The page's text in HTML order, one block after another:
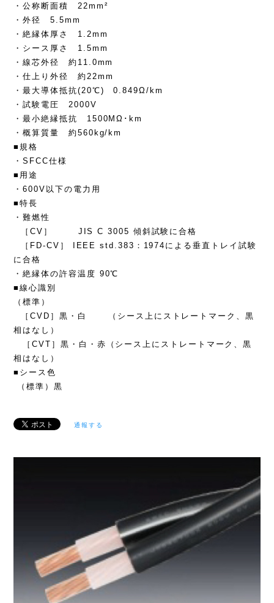
・公称断面積 22mm²
・外径 5.5mm
・絶縁体厚さ 1.2mm
・シース厚さ 1.5mm
・線芯外径 約11.0mm
・仕上り外径 約22mm
・最大導体抵抗(20℃) 0.849Ω/km
・試験電圧 2000V
・最小絶縁抵抗 1500MΩ･km
・概算質量 約560kg/km
■規格
・SFCC仕様
■用途
・600V以下の電力用
■特長
・難燃性
［CV］ JIS C 3005 傾斜試験に合格
［FD-CV］ IEEE std.383：1974による垂直トレイ試験
に合格
・絶縁体の許容温度 90℃
■線心識別
（標準）
［CVD］黒・白 （シース上にストレートマーク、黒
相はなし）
［CVT］黒・白・赤（シース上にストレートマーク、黒
相はなし）
■シース色
（標準）黒
通報する